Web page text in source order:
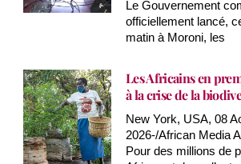
Le Gouvernement
officiellement lancé,
matin à Moroni, les
Les Africains en
à la crise de la
New York, USA, 08
2026-/African Media
Pour des millions de